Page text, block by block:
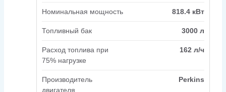
Номинальная мощность 818.4 кВт
Топливный бак 3000 л
Расход топлива при
75% нагрузке
162 л/ч
Производитель
двигателя
Perkins